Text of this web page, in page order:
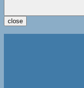
close